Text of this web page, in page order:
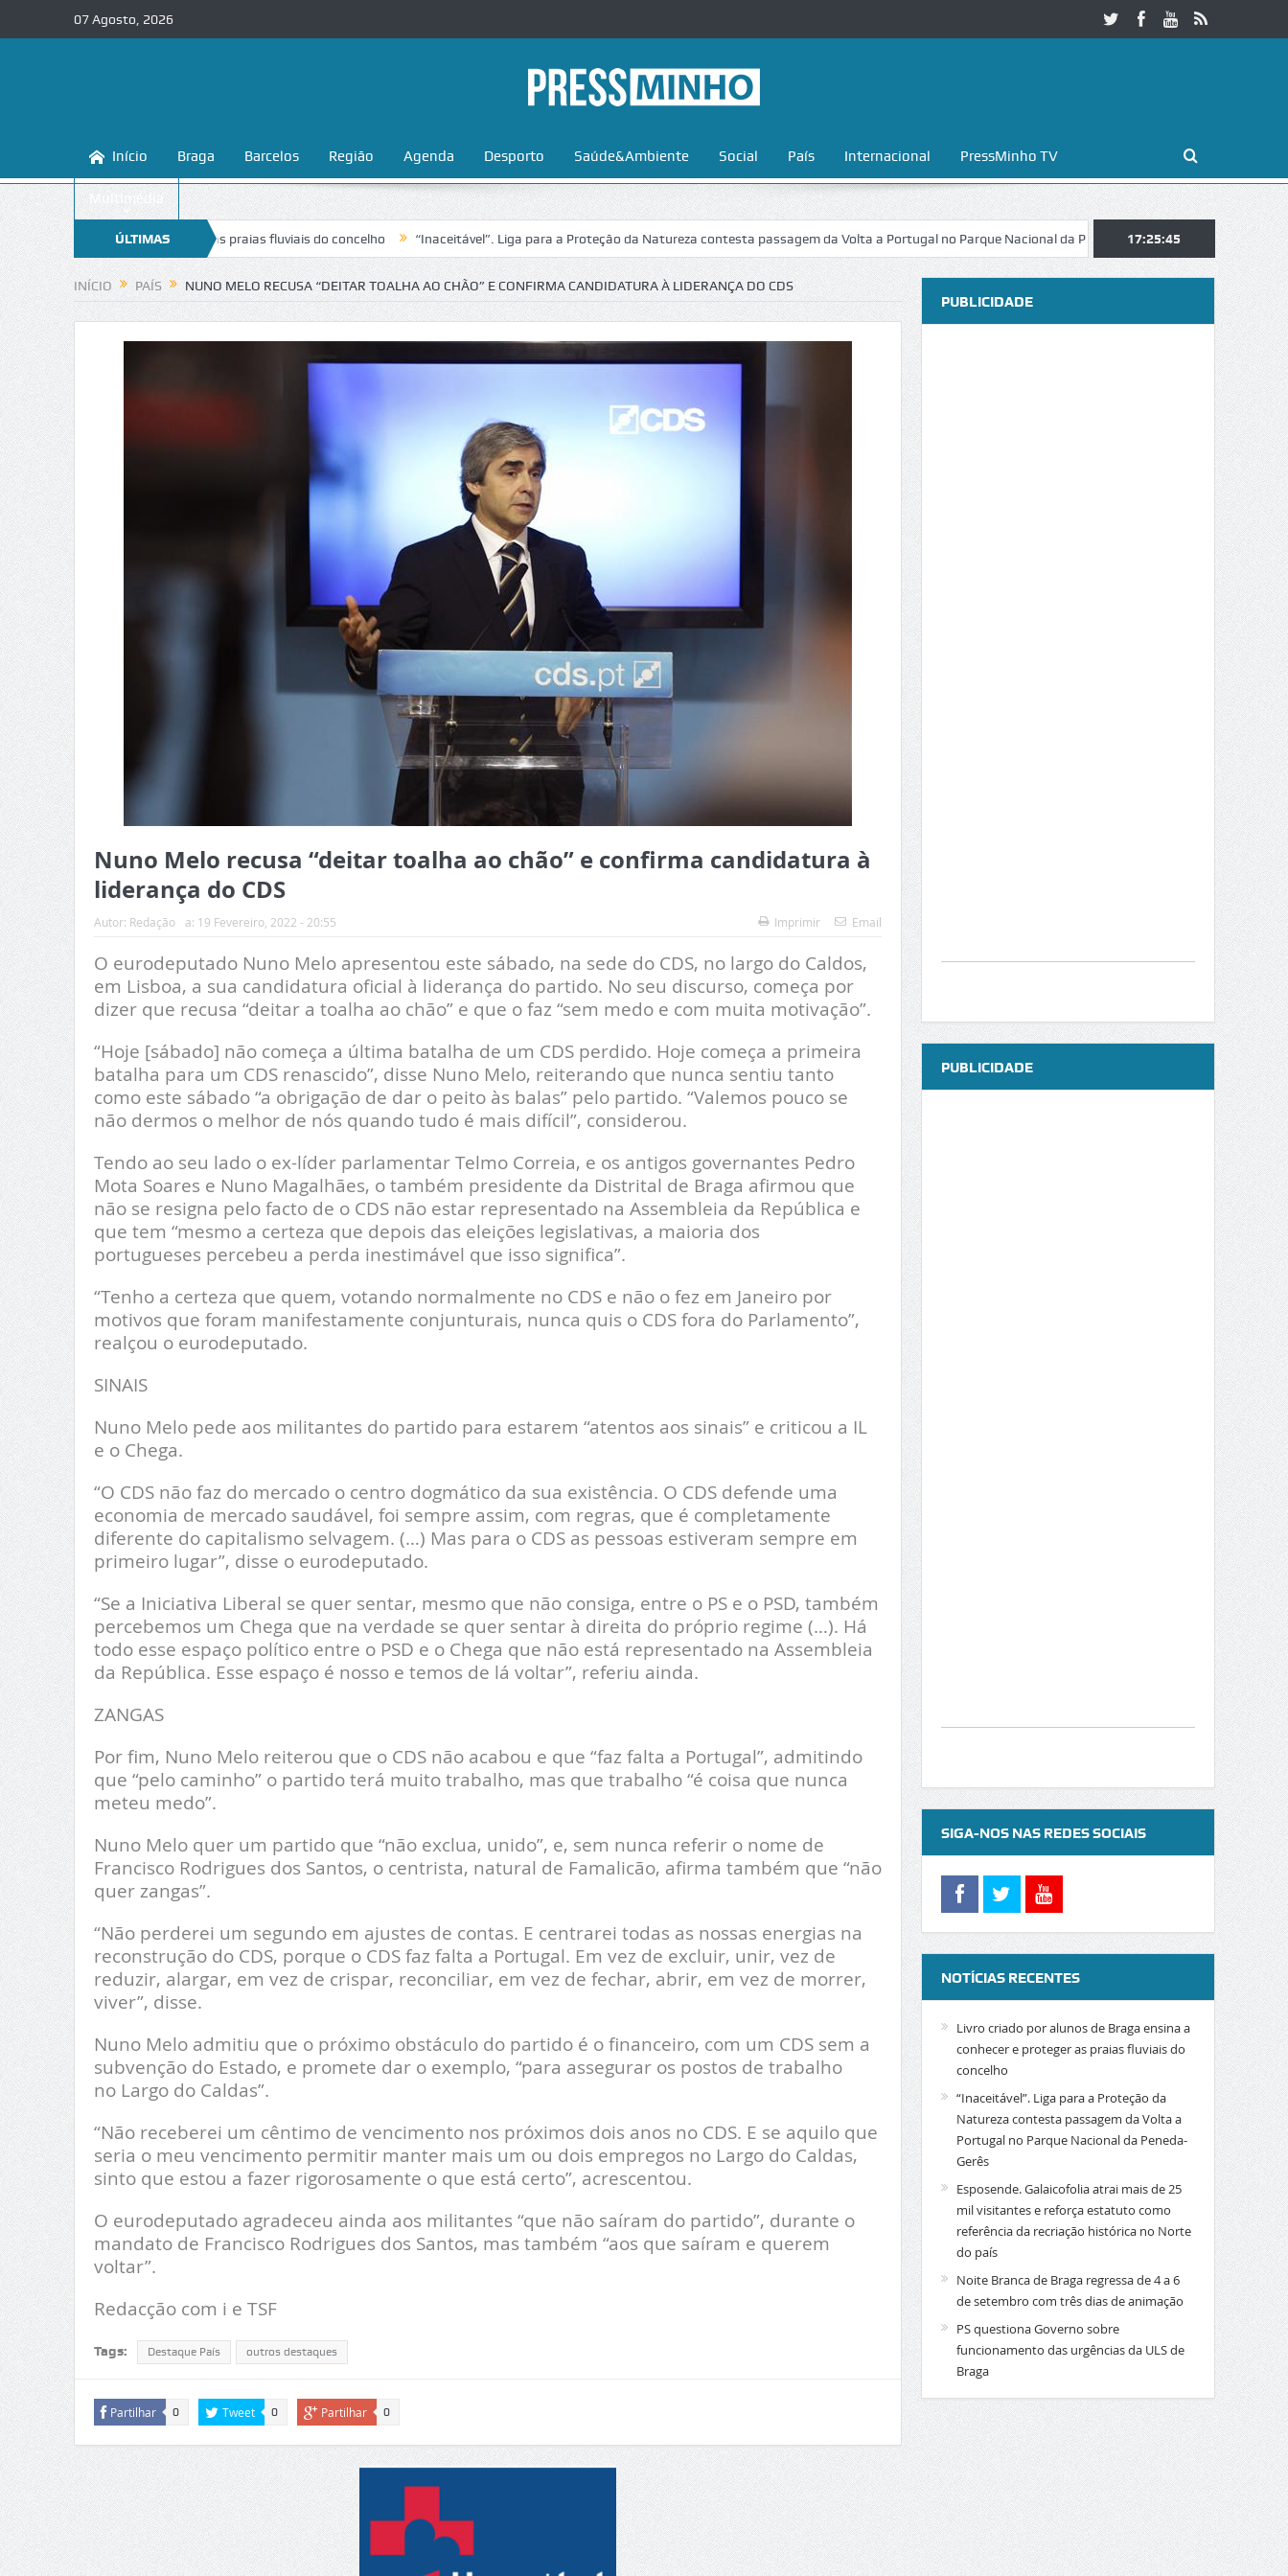
07 Agosto, 2026
Início Braga Barcelos Região Agenda Desporto Saúde&Ambiente Social País Internacional PressMinho TV
Multimédia
ÚLTIMAS
NOTÍCIAS
conhecer e proteger as praias fluviais do concelho “Inaceitável”. Liga para a Proteção da Natureza contesta passagem da Volta a Portugal no Parque Nacional da Peneda-Gerês Esposende. Galaicofolia
17:25:46
INÍCIO PAÍS NUNO MELO RECUSA “DEITAR TOALHA AO CHÃO” E CONFIRMA CANDIDATURA À LIDERANÇA DO CDS
Nuno Melo recusa “deitar toalha ao chão” e confirma candidatura à
liderança do CDS
Autor: Redação a: 19 Fevereiro, 2022 - 20:55 Imprimir Email
O eurodeputado Nuno Melo apresentou este sábado, na sede do CDS, no largo do Caldos,
em Lisboa, a sua candidatura oficial à liderança do partido. No seu discurso, começa por
dizer que recusa “deitar a toalha ao chão” e que o faz “sem medo e com muita motivação”.
“Hoje [sábado] não começa a última batalha de um CDS perdido. Hoje começa a primeira
batalha para um CDS renascido”, disse Nuno Melo, reiterando que nunca sentiu tanto
como este sábado “a obrigação de dar o peito às balas” pelo partido. “Valemos pouco se
não dermos o melhor de nós quando tudo é mais difícil”, considerou.
Tendo ao seu lado o ex-líder parlamentar Telmo Correia, e os antigos governantes Pedro
Mota Soares e Nuno Magalhães, o também presidente da Distrital de Braga afirmou que
não se resigna pelo facto de o CDS não estar representado na Assembleia da República e
que tem “mesmo a certeza que depois das eleições legislativas, a maioria dos
portugueses percebeu a perda inestimável que isso significa”.
“Tenho a certeza que quem, votando normalmente no CDS e não o fez em Janeiro por
motivos que foram manifestamente conjunturais, nunca quis o CDS fora do Parlamento”,
realçou o eurodeputado.
SINAIS
Nuno Melo pede aos militantes do partido para estarem “atentos aos sinais” e criticou a IL
e o Chega.
“O CDS não faz do mercado o centro dogmático da sua existência. O CDS defende uma
economia de mercado saudável, foi sempre assim, com regras, que é completamente
diferente do capitalismo selvagem. (…) Mas para o CDS as pessoas estiveram sempre em
primeiro lugar”, disse o eurodeputado.
“Se a Iniciativa Liberal se quer sentar, mesmo que não consiga, entre o PS e o PSD, também
percebemos um Chega que na verdade se quer sentar à direita do próprio regime (…). Há
todo esse espaço político entre o PSD e o Chega que não está representado na Assembleia
da República. Esse espaço é nosso e temos de lá voltar”, referiu ainda.
ZANGAS
Por fim, Nuno Melo reiterou que o CDS não acabou e que “faz falta a Portugal”, admitindo
que “pelo caminho” o partido terá muito trabalho, mas que trabalho “é coisa que nunca
meteu medo”.
Nuno Melo quer um partido que “não exclua, unido”, e, sem nunca referir o nome de
Francisco Rodrigues dos Santos, o centrista, natural de Famalicão, afirma também que “não
quer zangas”.
“Não perderei um segundo em ajustes de contas. E centrarei todas as nossas energias na
reconstrução do CDS, porque o CDS faz falta a Portugal. Em vez de excluir, unir, vez de
reduzir, alargar, em vez de crispar, reconciliar, em vez de fechar, abrir, em vez de morrer,
viver”, disse.
Nuno Melo admitiu que o próximo obstáculo do partido é o financeiro, com um CDS sem a
subvenção do Estado, e promete dar o exemplo, “para assegurar os postos de trabalho
no Largo do Caldas”.
“Não receberei um cêntimo de vencimento nos próximos dois anos no CDS. E se aquilo que
seria o meu vencimento permitir manter mais um ou dois empregos no Largo do Caldas,
sinto que estou a fazer rigorosamente o que está certo”, acrescentou.
O eurodeputado agradeceu ainda aos militantes “que não saíram do partido”, durante o
mandato de Francisco Rodrigues dos Santos, mas também “aos que saíram e querem
voltar”.
Redacção com i e TSF
Tags: Destaque País outros destaques
Partilhar 0 Tweet 0 Partilhar 0
PUBLICIDADE
PUBLICIDADE
SIGA-NOS NAS REDES SOCIAIS
NOTÍCIAS RECENTES
Livro criado por alunos de Braga ensina a
conhecer e proteger as praias fluviais do
concelho
“Inaceitável”. Liga para a Proteção da
Natureza contesta passagem da Volta a
Portugal no Parque Nacional da Peneda-
Gerês
Esposende. Galaicofolia atrai mais de 25
mil visitantes e reforça estatuto como
referência da recriação histórica no Norte
do país
Noite Branca de Braga regressa de 4 a 6
de setembro com três dias de animação
PS questiona Governo sobre
funcionamento das urgências da ULS de
Braga